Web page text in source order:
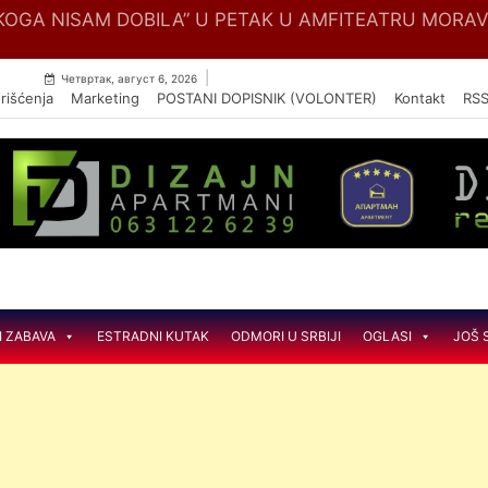
Skip
NISAM DOBILA” U PETAK U AMFITEATRU
Четвртак, август 6, 2026
Marketing POSTANI DOPISNIK (VOLONTER) Kontakt RSS
ZABAVA ESTRADNI KUTAK ODMORI U SRBIJI OGLASI JOŠ